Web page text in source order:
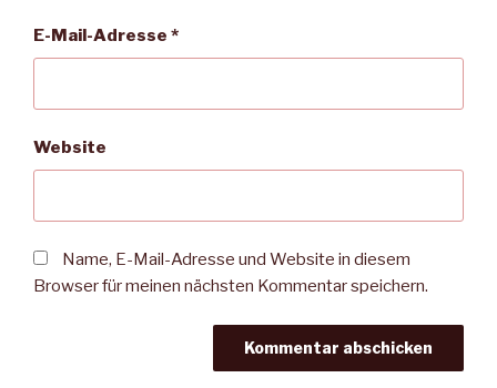
E-Mail-Adresse *
Website
Name, E-Mail-Adresse und Website in diesem
Browser für meinen nächsten Kommentar speichern.